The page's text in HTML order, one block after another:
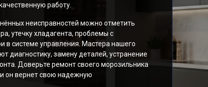
работу.
неисправностей можно отметить
утечку хладагента, проблемы с
в системе управления. Мастера нашего
диагностику, замену деталей, устранение
Доверьте ремонт своего морозильника
он вернет свою надежную